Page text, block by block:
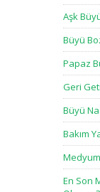
Aşk
Büyü
Papaz
Geri
Büyü
Bakım
En Son